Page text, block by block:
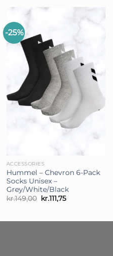
-25%
ACCESSORIES
Hummel – Chevron 6-Pack
Socks Unisex –
Grey/White/Black
kr.149,00 Den
oprindelige
kr.149,00.
kr.111,75Den
kr.111,75.